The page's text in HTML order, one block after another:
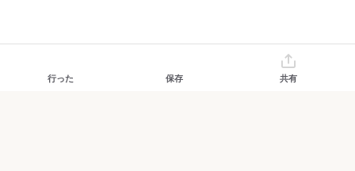
行った 保存 共有